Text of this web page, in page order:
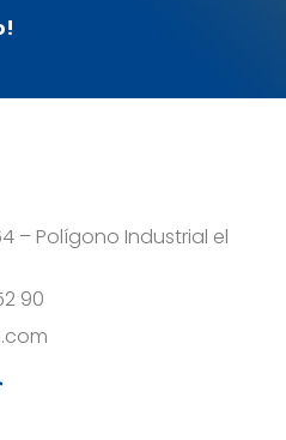
– Polígono Industrial el
90